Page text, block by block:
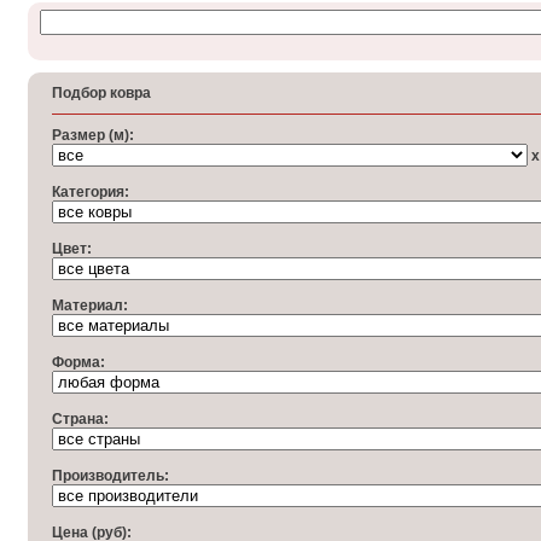
Подбор ковра
Размер (м):
Категория:
Цвет:
Материал:
Форма:
Cтрана:
Производитель:
Цена (руб):